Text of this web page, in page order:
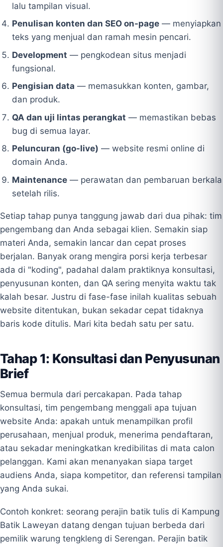
lalu tampilan visual.
Penulisan konten dan SEO on-page— menyiapkan
teks yang menjual dan ramah mesin pencari.
Development — pengkodean situs menjadi
fungsional.
Pengisian data — memasukkan konten, gambar,
dan produk.
QA dan uji lintas perangkat — memastikan bebas
bug di semua layar.
Peluncuran (go-live) — website resmi online di
domain Anda.
Maintenance— perawatan dan pembaruan berkala
setelah rilis.
Setiap tahap punya tanggung jawab dari dua pihak: tim
pengembang dan Anda sebagai klien. Semakin siap
materi Anda, semakin lancar dan cepat proses
berjalan. Banyak orang mengira porsi kerja terbesar
ada di "koding", padahal dalam praktiknya konsultasi,
penyusunan konten, dan QA sering menyita waktu tak
kalah besar. Justru di fase-fase inilah kualitas sebuah
website ditentukan, bukan sekadar cepat tidaknya
baris kode ditulis. Mari kita bedah satu per satu.
Tahap 1: Konsultasi dan Penyusunan
Brief
Semua bermula dari percakapan. Pada tahap
konsultasi, tim pengembang menggali apa tujuan
website Anda: apakah untuk menampilkan profil
perusahaan, menjual produk, menerima pendaftaran,
atau sekadar meningkatkan kredibilitas di mata calon
pelanggan. Kami akan menanyakan siapa target
audiens Anda, siapa kompetitor, dan referensi tampilan
yang Anda sukai.
Contoh konkret: seorang perajin batik tulis di Kampung
Batik Laweyan datang dengan tujuan berbeda dari
pemilik warung tengkleng di Serengan. Perajin batik